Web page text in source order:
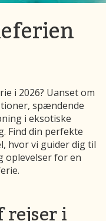
i 2026? Uanset om
spændende
i eksotiske
Find din perfekte
hvor vi guider dig til
oplevelser for en
rejser i